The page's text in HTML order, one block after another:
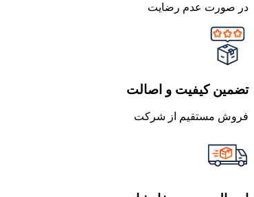
در صورت عدم رضایت
تضمین کیفیت و اصالت
فروش مستقیم از شرکت